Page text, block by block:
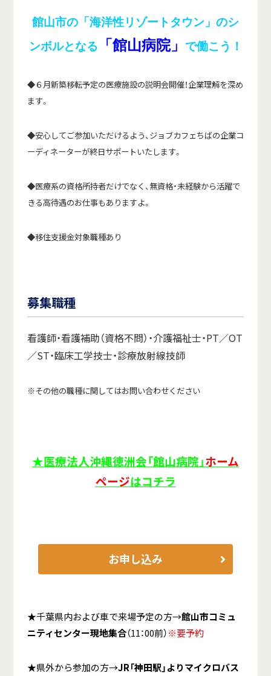
館山市の「海洋性リゾートタウン」のシ
ンボルとなる
「館山病院」 で働こう！
◆６月新築移転予定の医療施設の説明会開催！企業理解を深め
ます。
◆安心してご参加いただけるよう、ジョブカフェちばの企業コ
ーディネーターが終日サポートいたします。
◆医療系の資格所持者だけでなく、無資格・未経験から活躍で
きる高待遇のお仕事もありますよ。
◆移住支援金対象職種あり
募集職種
看護師・看護補助（資格不問）・介護福祉士・PT／OT
／ST・臨床工学技士・診療放射線技師
※その他の職種に関してはお問い合わせください
★医療法人沖縄徳洲会「館山病院」ホーム
ページはコチラ
お申し込み
★千葉県内および車で来場予定の方→館山市コミュ
ニティセンター現地集合（11：00前）※要予約
★県外から参加の方→JR「神田駅」よりマイクロバス